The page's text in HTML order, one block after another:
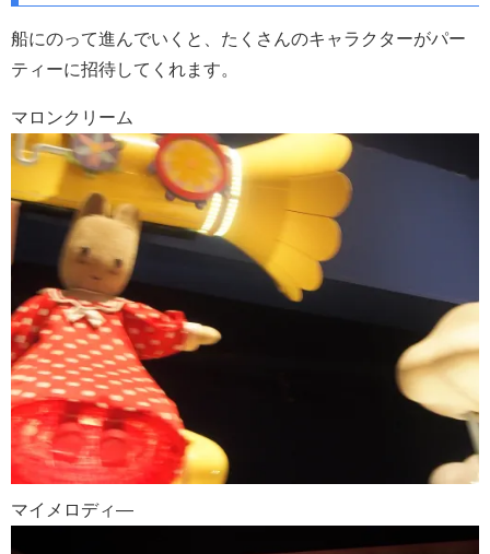
船にのって進んでいくと、たくさんのキャラクターがパー
ティーに招待してくれます。
マロンクリーム
マイメロディ―